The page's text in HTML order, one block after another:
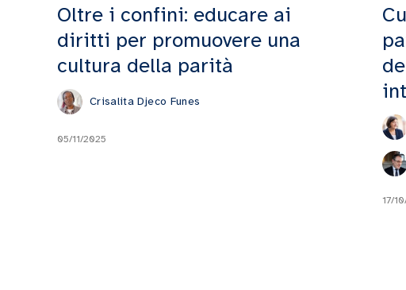
Oltre i confini: educare ai
diritti per promuovere una
cultura della parità
Crisalita Djeco Funes
05/11/2025
17/